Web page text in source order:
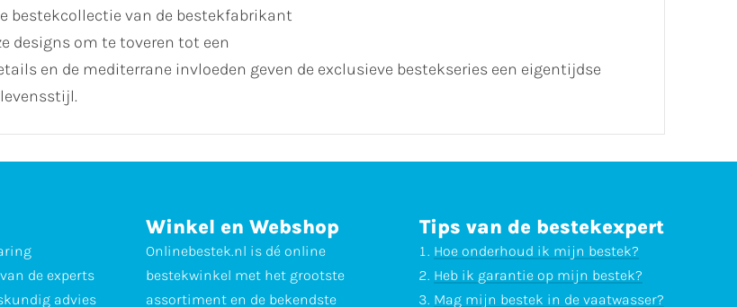
bestekcollectie van de bestekfabrikant
designs om te toveren tot een
en de mediterrane invloeden geven de exclusieve bestekseries een eigentijdse
de experts
advies
Winkel en Webshop
Onlinebestek.nl is dé online
bestekwinkel met het grootste
assortiment en de bekendste
Tips van de bestekexpert
Hoe onderhoud ik mijn bestek?
Heb ik garantie op mijn bestek?
Mag mijn bestek in de vaatwasser?